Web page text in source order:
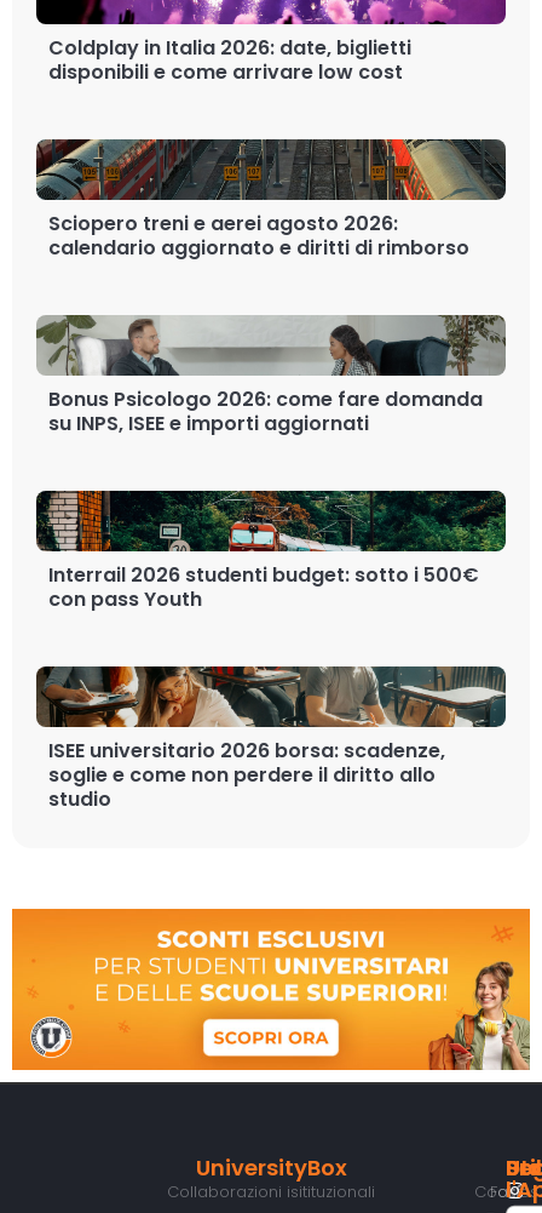
Coldplay in Italia 2026: date, biglietti
disponibili e come arrivare low cost
Sciopero treni e aerei agosto 2026:
calendario aggiornato e diritti di rimborso
Bonus Psicologo 2026: come fare domanda
su INPS, ISEE e importi aggiornati
Interrail 2026 studenti budget: sotto i 500€
con pass Youth
ISEE universitario 2026 borsa: scadenze,
soglie e come non perdere il diritto allo
studio
UniversityBox
Collaborazioni isitituzionali
Cookies
Fast